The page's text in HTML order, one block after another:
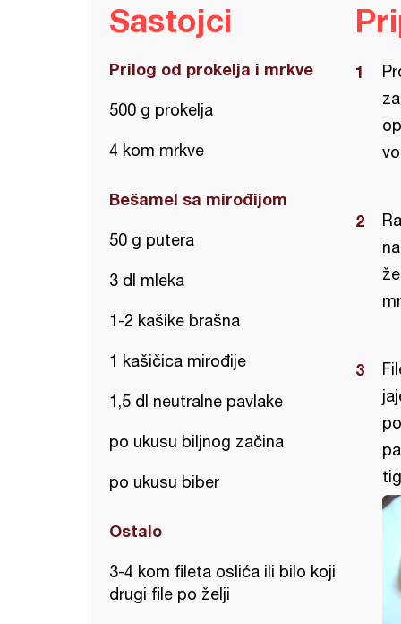
Sastojci
Prilog od prokelja i mrkve
500 g prokelja
4 kom mrkve
Bešamel sa mirođijom
50 g putera
3 dl mleka
1-2 kašike brašna
1 kašičica mirođije
1,5 dl neutralne pavlake
po ukusu biljnog začina
po ukusu biber
Ostalo
3-4 kom fileta oslića ili bilo koji
drugi file po želji